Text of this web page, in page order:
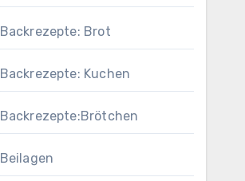
Backrezepte: Brot
Backrezepte: Kuchen
Backrezepte:Brötchen
Beilagen